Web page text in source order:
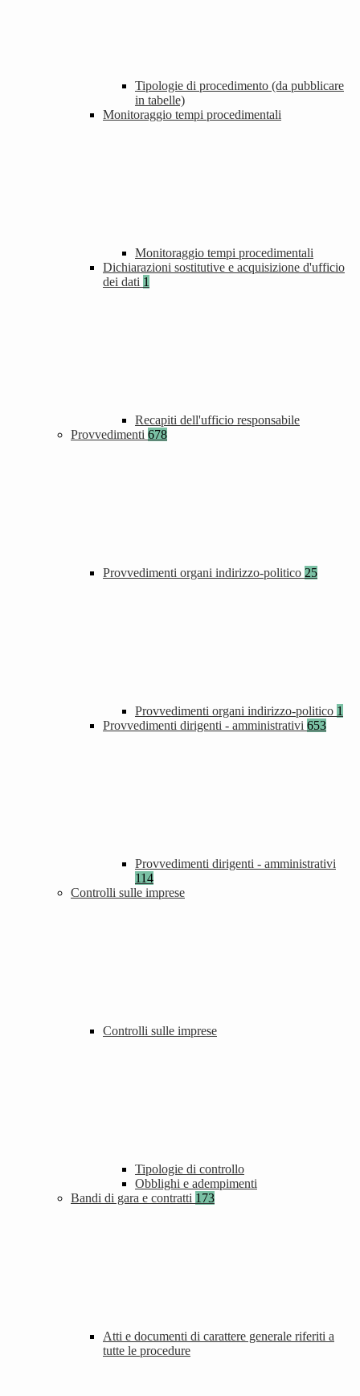
Tipologie di procedimento (da pubblicare
in tabelle)
Monitoraggio tempi procedimentali
Monitoraggio tempi procedimentali
Dichiarazioni sostitutive e acquisizione d'ufficio
dei dati 1
Recapiti dell'ufficio responsabile
Provvedimenti 678
Provvedimenti organi indirizzo-politico 25
Provvedimenti organi indirizzo-politico 1
Provvedimenti dirigenti - amministrativi 653
Provvedimenti dirigenti - amministrativi
114
Controlli sulle imprese
Controlli sulle imprese
Tipologie di controllo
Obblighi e adempimenti
Bandi di gara e contratti 173
Atti e documenti di carattere generale riferiti a
tutte le procedure